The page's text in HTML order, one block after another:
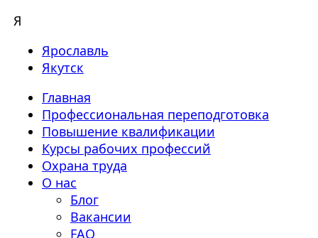
Я
Ярославль
Якутск
Главная
Профессиональная переподготовка
Повышение квалификации
Курсы рабочих профессий
Охрана труда
О нас
Блог
Вакансии
FAQ